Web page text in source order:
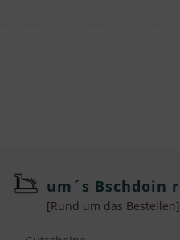
um´s Bschdoin
[Rund um das Bestellen]